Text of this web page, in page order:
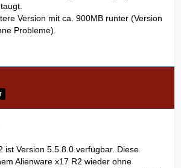
Version mit ca. 900MB runter (Version
Probleme).
ist Version 5.5.8.0 verfügbar. Diese
Alienware x17 R2 wieder ohne